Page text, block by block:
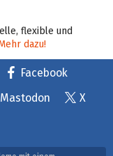
flexible und
dazu!
Facebook
Mastodon
X